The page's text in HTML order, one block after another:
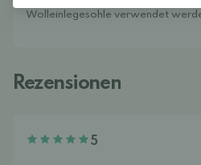
Wolleinlegesohle verwendet
Rezensionen
5